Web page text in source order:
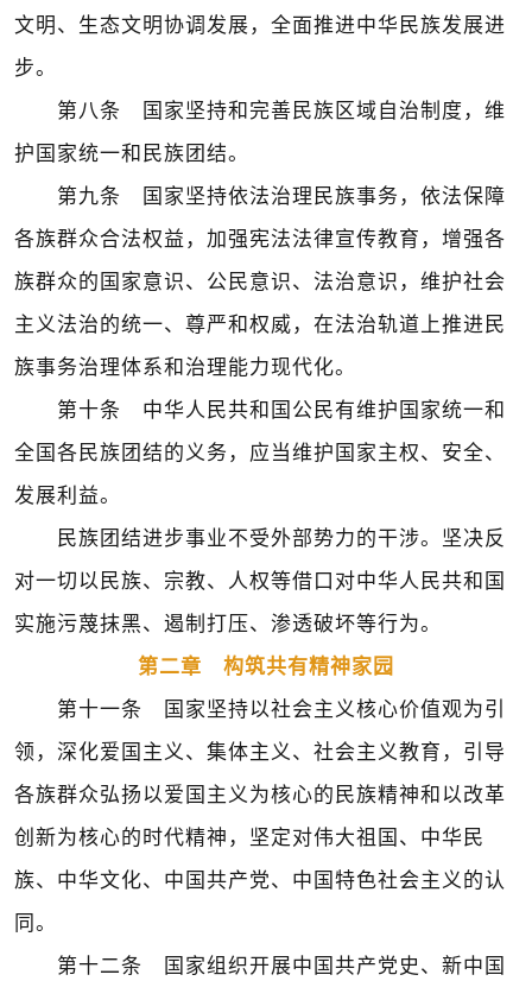
文明、生态文明协调发展，全面推进中华民族发展进
步。
第八条 国家坚持和完善民族区域自治制度，维
护国家统一和民族团结。
第九条 国家坚持依法治理民族事务，依法保障
各族群众合法权益，加强宪法法律宣传教育，增强各
族群众的国家意识、公民意识、法治意识，维护社会
主义法治的统一、尊严和权威，在法治轨道上推进民
族事务治理体系和治理能力现代化。
第十条 中华人民共和国公民有维护国家统一和
全国各民族团结的义务，应当维护国家主权、安全、
发展利益。
民族团结进步事业不受外部势力的干涉。坚决反
对一切以民族、宗教、人权等借口对中华人民共和国
实施污蔑抹黑、遏制打压、渗透破坏等行为。
第二章 构筑共有精神家园
第十一条 国家坚持以社会主义核心价值观为引
领，深化爱国主义、集体主义、社会主义教育，引导
各族群众弘扬以爱国主义为核心的民族精神和以改革
创新为核心的时代精神，坚定对伟大祖国、中华民
族、中华文化、中国共产党、中国特色社会主义的认
同。
第十二条 国家组织开展中国共产党史、新中国